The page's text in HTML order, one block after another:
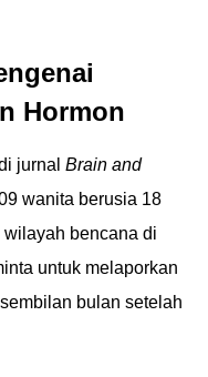
Hormon
jurnal Brain and
wanita berusia 18
bencana di
untuk melaporkan
bulan setelah